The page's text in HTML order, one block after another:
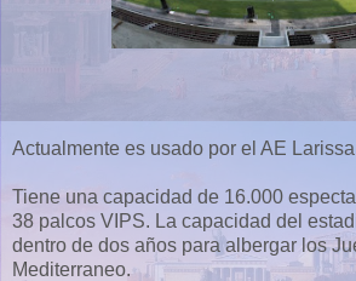
Actualmente es usado por el AE Larissa
Tiene una capacidad de 16.000
38 palcos VIPS. La capacidad del
dentro de dos años para albergar los
Mediterraneo.